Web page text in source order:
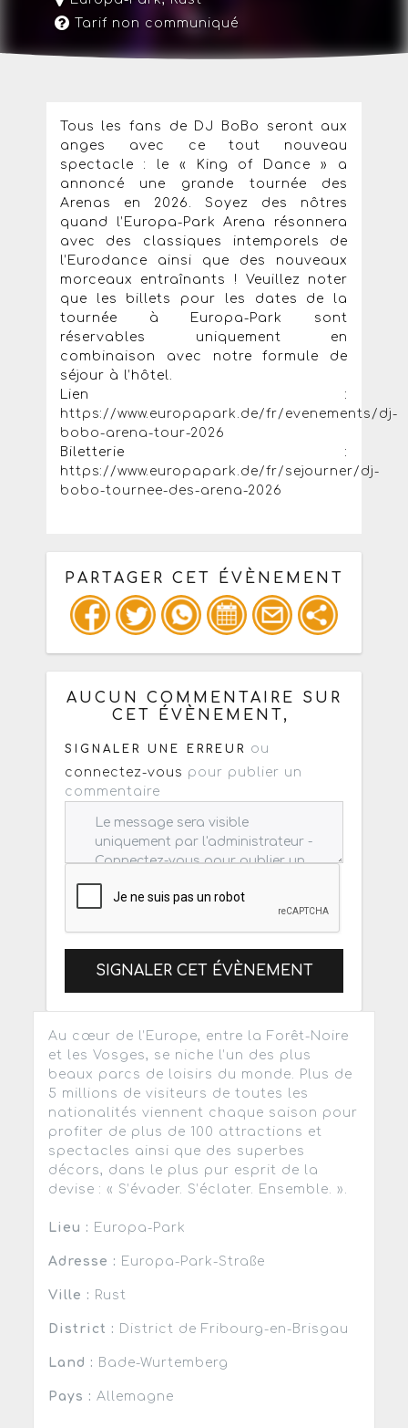
Tarif non communiqué
Tous les fans de DJ BoBo seront aux
anges avec ce tout nouveau
spectacle : le « King of Dance » a
annoncé une grande tournée des
Arenas en 2026. Soyez des nôtres
quand l’Europa-Park Arena résonnera
avec des classiques intemporels de
l’Eurodance ainsi que des nouveaux
morceaux entraînants ! Veuillez noter
que les billets pour les dates de la
tournée à Europa-Park sont
réservables uniquement en
combinaison avec notre formule de
séjour à l’hôtel.
Lien :
https://www.europapark.de/fr/evenements/dj-
bobo-arena-tour-2026
Biletterie :
https://www.europapark.de/fr/sejourner/dj-
bobo-tournee-des-arena-2026
PARTAGER CET ÉVÈNEMENT
Copiez les infos ci-dessous pour un
: mail / forum / réseau social
AUCUN COMMENTAIRE SUR
CET ÉVÈNEMENT,
SIGNALER UNE ERREUR
ou
connectez-vous pour publier un
commentaire
SIGNALER CET ÉVÈNEMENT
Au cœur de l’Europe, entre la Forêt-Noire
et les Vosges, se niche l’un des plus
beaux parcs de loisirs du monde. Plus de
5 millions de visiteurs de toutes les
nationalités viennent chaque saison pour
profiter de plus de 100 attractions et
spectacles ainsi que des superbes
décors, dans le plus pur esprit de la
devise : « S’évader. S’éclater. Ensemble. ».
Lieu : Europa-Park
Adresse : Europa-Park-Straße
Ville : Rust
District : District de Fribourg-en-Brisgau
Land : Bade-Wurtemberg
Pays : Allemagne